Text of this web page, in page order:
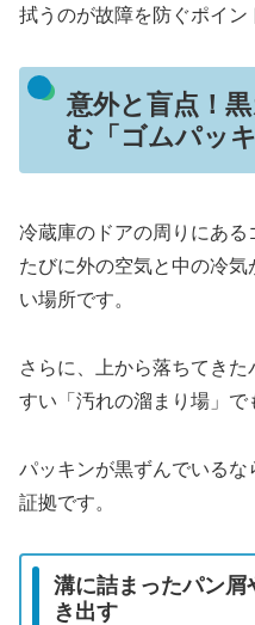
拭うのが故障を防ぐポイン
意外と盲点！
む「ゴムパッ
冷蔵庫のドアの周りにあ
たびに外の空気と中の冷
い場所です。
さらに、上から落ちてき
すい「汚れの溜まり場」で
パッキンが黒ずんでいる
証拠です。
溝に詰まったパン
き出す